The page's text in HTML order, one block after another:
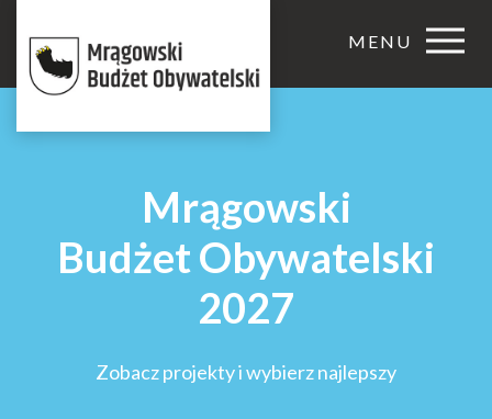
MENU
Mrągowski
Budżet Obywatelski
2027
Zobacz projekty i wybierz najlepszy